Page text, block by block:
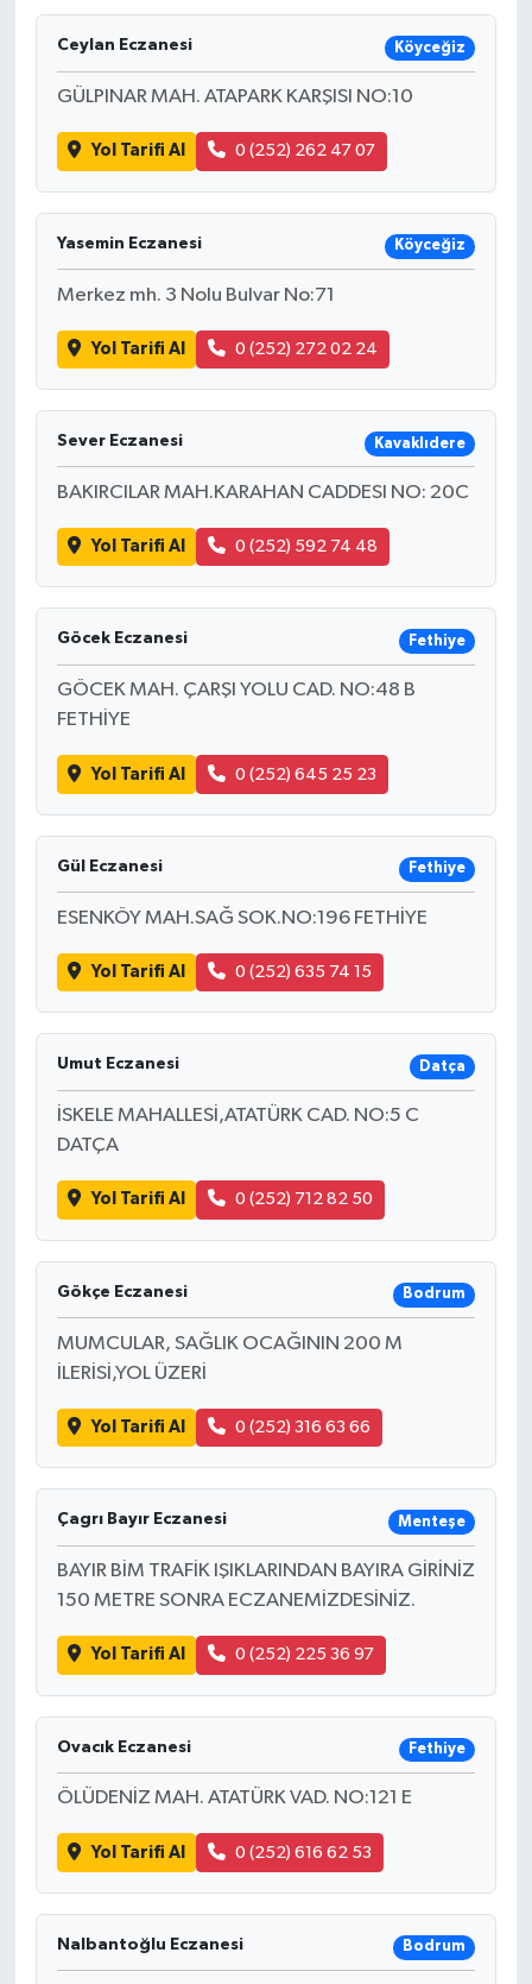
Ceylan Eczanesi Köyceğiz
GÜLPINAR MAH. ATAPARK KARŞISI NO:10
Yol Tarifi Al 0 (252) 262 47 07
Yasemin Eczanesi Köyceğiz
Merkez mh. 3 Nolu Bulvar No:71
Yol Tarifi Al 0 (252) 272 02 24
Sever Eczanesi Kavaklıdere
BAKIRCILAR MAH.KARAHAN CADDESI NO: 20C
Yol Tarifi Al 0 (252) 592 74 48
Göcek Eczanesi Fethiye
GÖCEK MAH. ÇARŞI YOLU CAD. NO:48 B
FETHİYE
Yol Tarifi Al 0 (252) 645 25 23
Gül Eczanesi Fethiye
ESENKÖY MAH.SAĞ SOK.NO:196 FETHİYE
Yol Tarifi Al 0 (252) 635 74 15
Umut Eczanesi Datça
İSKELE MAHALLESİ,ATATÜRK CAD. NO:5 C
DATÇA
Yol Tarifi Al 0 (252) 712 82 50
Gökçe Eczanesi Bodrum
MUMCULAR, SAĞLIK OCAĞININ 200 M
İLERİSİ,YOL ÜZERİ
Yol Tarifi Al 0 (252) 316 63 66
Çagrı Bayır Eczanesi Menteşe
BAYIR BİM TRAFİK IŞIKLARINDAN BAYIRA GİRİNİZ
150 METRE SONRA ECZANEMİZDESİNİZ.
Yol Tarifi Al 0 (252) 225 36 97
Ovacık Eczanesi Fethiye
ÖLÜDENİZ MAH. ATATÜRK VAD. NO:121 E
Yol Tarifi Al 0 (252) 616 62 53
Nalbantoğlu Eczanesi Bodrum